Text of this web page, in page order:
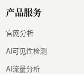
产品服务
官网分析
AI可见性检测
AI流量分析